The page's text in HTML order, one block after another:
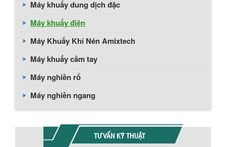
Máy khuấy dung dịch đặc
Máy khuấy điện
Máy Khuấy Khí Nén Amixtech
Máy khuấy cầm tay
Máy nghiền rổ
Máy nghiền ngang
TƯ VẤN KỸ THUẬT